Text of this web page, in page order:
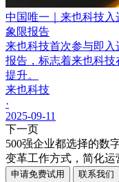
中国唯一｜来也科技入
象限报告
来也科技首次参与即入
报告，标志着来也科
提升。
来也科技
·
2025-09-11
下一页
500强企业都选择的数
变革工作方式，简化
申请免费试用 联系我们